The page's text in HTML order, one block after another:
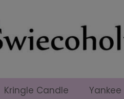
Kringle Candle